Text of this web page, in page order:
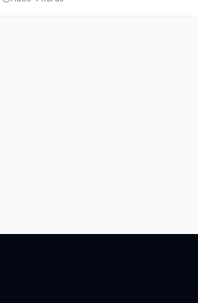
México. El tifo exhibido por la afición roja